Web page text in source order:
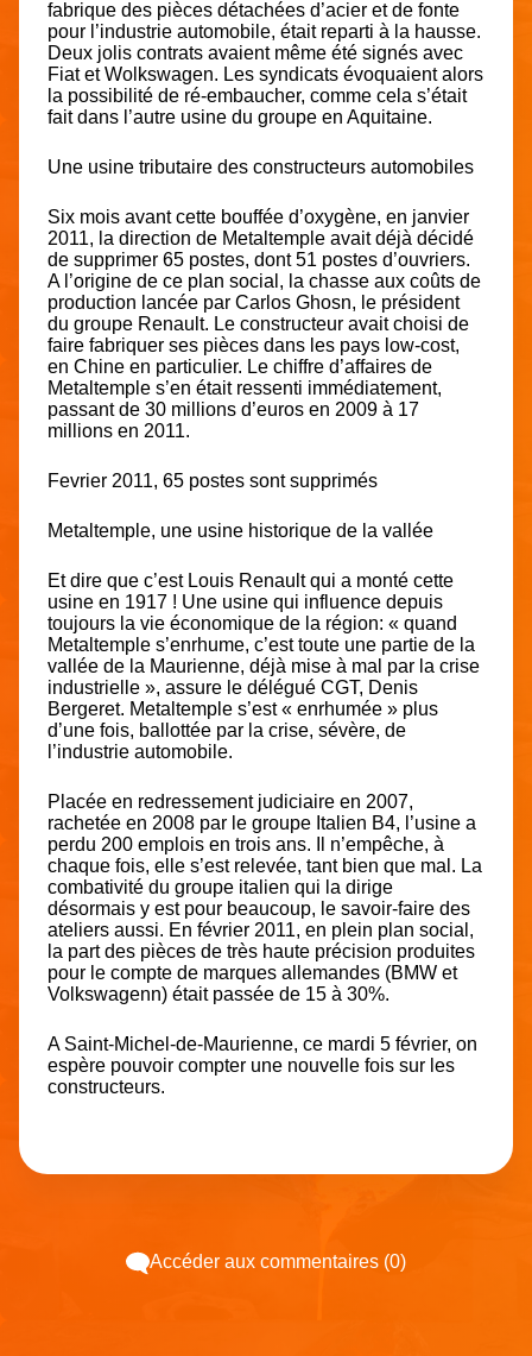
fabrique des pièces détachées d’acier et de fonte
pour l’industrie automobile, était reparti à la hausse.
Deux jolis contrats avaient même été signés avec
Fiat et Wolkswagen. Les syndicats évoquaient alors
la possibilité de ré-embaucher, comme cela s’était
fait dans l’autre usine du groupe en Aquitaine.
Une usine tributaire des constructeurs automobiles
Six mois avant cette bouffée d’oxygène, en janvier
2011, la direction de Metaltemple avait déjà décidé
de supprimer 65 postes, dont 51 postes d’ouvriers.
A l’origine de ce plan social, la chasse aux coûts de
production lancée par Carlos Ghosn, le président
du groupe Renault. Le constructeur avait choisi de
faire fabriquer ses pièces dans les pays low-cost,
en Chine en particulier. Le chiffre d’affaires de
Metaltemple s’en était ressenti immédiatement,
passant de 30 millions d’euros en 2009 à 17
millions en 2011.
Fevrier 2011, 65 postes sont supprimés
Metaltemple, une usine historique de la vallée
Et dire que c’est Louis Renault qui a monté cette
usine en 1917 ! Une usine qui influence depuis
toujours la vie économique de la région: « quand
Metaltemple s’enrhume, c’est toute une partie de la
vallée de la Maurienne, déjà mise à mal par la crise
industrielle », assure le délégué CGT, Denis
Bergeret. Metaltemple s’est « enrhumée » plus
d’une fois, ballottée par la crise, sévère, de
l’industrie automobile.
Placée en redressement judiciaire en 2007,
rachetée en 2008 par le groupe Italien B4, l’usine a
perdu 200 emplois en trois ans. Il n’empêche, à
chaque fois, elle s’est relevée, tant bien que mal. La
combativité du groupe italien qui la dirige
désormais y est pour beaucoup, le savoir-faire des
ateliers aussi. En février 2011, en plein plan social,
la part des pièces de très haute précision produites
pour le compte de marques allemandes (BMW et
Volkswagenn) était passée de 15 à 30%.
A Saint-Michel-de-Maurienne, ce mardi 5 février, on
espère pouvoir compter une nouvelle fois sur les
constructeurs.
Accéder aux commentaires (0)